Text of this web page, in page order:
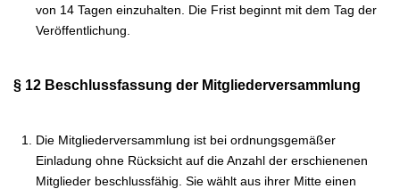
von 14 Tagen einzuhalten. Die Frist beginnt mit dem Tag der
Veröffentlichung.
§ 12 Beschlussfassung der Mitgliederversammlung
Die Mitgliederversammlung ist bei ordnungsgemäßer
Einladung ohne Rücksicht auf die Anzahl der erschienenen
Mitglieder beschlussfähig. Sie wählt aus ihrer Mitte einen